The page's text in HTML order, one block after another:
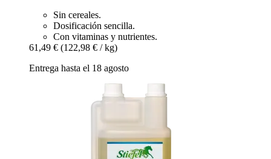
Sin cereales.
Dosificación sencilla.
Con vitaminas y nutrientes.
61,49 € (122,98 € / kg)
Entrega hasta el 18 agosto